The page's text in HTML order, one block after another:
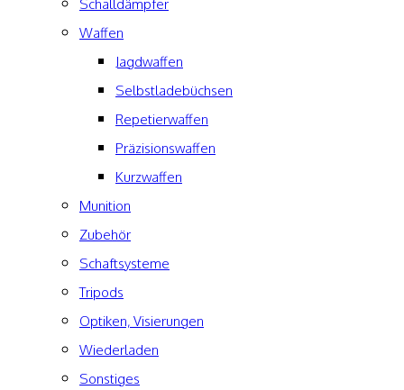
Schalldämpfer
Waffen
Jagdwaffen
Selbstladebüchsen
Repetierwaffen
Präzisionswaffen
Kurzwaffen
Munition
Zubehör
Schaftsysteme
Tripods
Optiken, Visierungen
Wiederladen
Sonstiges